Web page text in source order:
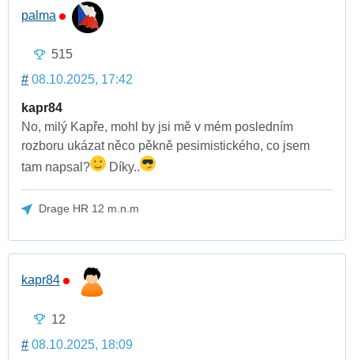
palma
515
# 08.10.2025, 17:42
kapr84
No, milý Kapře, mohl by jsi mě v mém posledním
rozboru ukázat něco pěkně pesimistického, co jsem
tam napsal?
Díky..
Drage HR 12 m.n.m
kapr84
12
# 08.10.2025, 18:09